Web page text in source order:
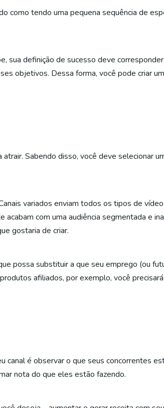
como tendo uma pequena sequência de
sua definição de sucesso deve
objetivos. Dessa forma, você pode criar
Sabendo disso, você deve selecionar
variados enviam todos os tipos de
com uma audiência segmentada e
gostaria de criar.
possa substituir a que seu emprego (ou
afiliados, por exemplo, você
canal é observar o que seus concorrentes
nota do que eles estão fazendo.